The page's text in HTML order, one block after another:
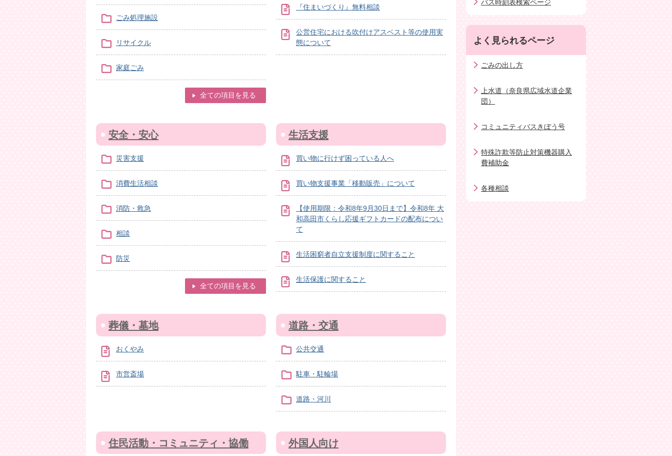
ごみ処理施設
リサイクル
家庭ごみ
全ての項目を見る
『住まいづくり』無料相談
公営住宅における吹付けアスベスト等の使用実
態について
安全・安心
災害支援
消費生活相談
消防・救急
相談
防災
全ての項目を見る
生活支援
買い物に行けず困っている人へ
買い物支援事業「移動販売」について
【使用期限：令和8年9月30日まで】令和8年 大
和高田市くらし応援ギフトカードの配布につい
て
生活困窮者自立支援制度に関すること
生活保護に関すること
葬儀・墓地
おくやみ
市営斎場
道路・交通
公共交通
駐車・駐輪場
道路・河川
住民活動・コミュニティ・協働 外国人向け
バス時刻表検索ページ
よく見られるページ
ごみの出し方
上水道（奈良県広域水道企業
団）
コミュニティバスきぼう号
特殊詐欺等防止対策機器購入
費補助金
各種相談